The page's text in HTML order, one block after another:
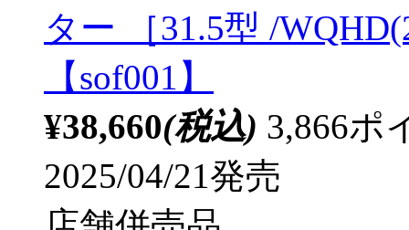
ター ［31.5型 /
【sof001】
¥38,660(税込) 3,866ポ
2025/04/21発売